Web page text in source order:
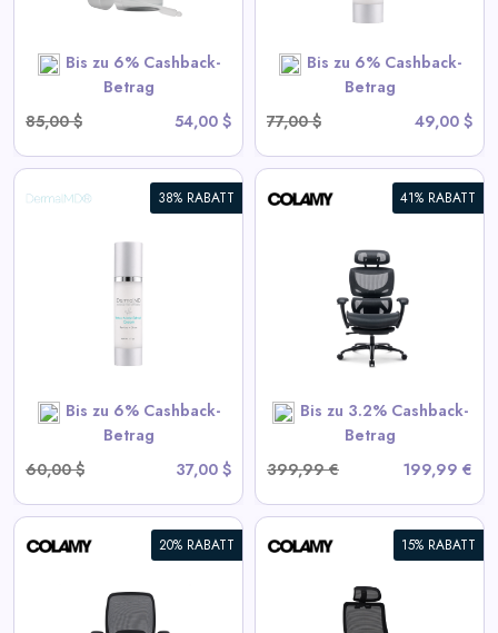
Bis zu 6% Cashback-
Betrag
85,00 $
54,00 $
Bis zu 6% Cashback-
Betrag
77,00 $
49,00 $
SHOP NOW
38% RABATT
Bis zu 6% Cashback-
Betrag
60,00 $
37,00 $
41% RABATT
Bis zu 3.2% Cashback-
Betrag
399,99 €
199,99 €
Ergonomischer Bürostuhl
View All Colamy Deals
SHOP NOW
20% RABATT 15% RABATT
COLAMY ATLAS-01 Exekutive
Ergonomischer Bürostuhl